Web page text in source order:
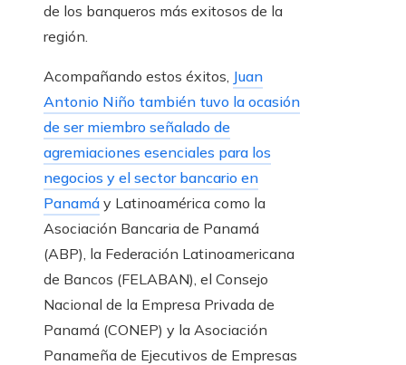
de los banqueros más exitosos de la
región.
Acompañando estos éxitos, Juan
Antonio Niño también tuvo la ocasión
de ser miembro señalado de
agremiaciones esenciales para los
negocios y el sector bancario en
Panamá y Latinoamérica como la
Asociación Bancaria de Panamá
(ABP), la Federación Latinoamericana
de Bancos (FELABAN), el Consejo
Nacional de la Empresa Privada de
Panamá (CONEP) y la Asociación
Panameña de Ejecutivos de Empresas